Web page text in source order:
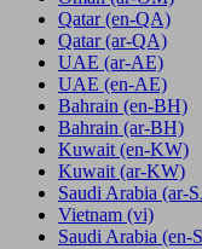
Qatar (en-QA)
Qatar (ar-QA)
UAE (ar-AE)
UAE (en-AE)
Bahrain (en-BH)
Bahrain (ar-BH)
Kuwait (en-KW)
Kuwait (ar-KW)
Saudi Arabia (ar-
Vietnam (vi)
Saudi Arabia (en-